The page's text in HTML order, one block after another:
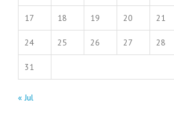
17 18 19 20 21
24 25 26 27 28
31
« Jul